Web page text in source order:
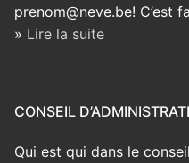
prenom@neve.be! C’est
» Lire la suite
CONSEIL
Qui est qui dans le